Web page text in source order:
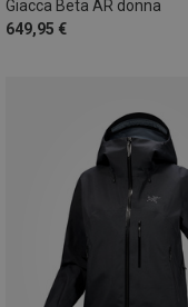
Giacca Beta AR donna
649,95 €